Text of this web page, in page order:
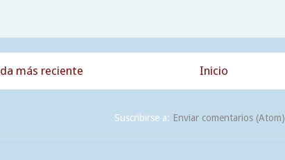
más reciente Inicio
Suscribirse a: Enviar comentarios (Atom)